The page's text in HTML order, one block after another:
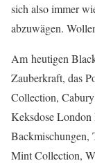
sich also immer
abzuwägen.
Am heutigen
Zauberkraft, das
Collection,
Keksdose
Backmischungen,
Mint Collection,